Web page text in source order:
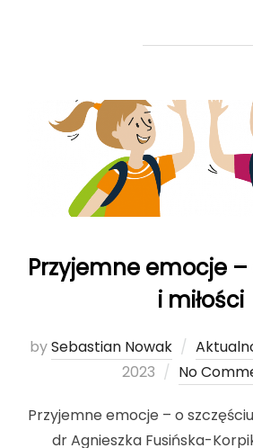
Przyjemne emocje –
i miłości
bySebastian Nowak
2023
No
Przyjemne emocje – o
dr Agnieszka Fusińska-